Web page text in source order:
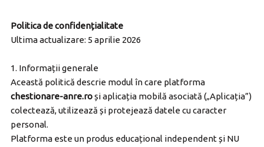
Politica de confidențialitate
Ultima actualizare: 5 aprilie 2026
1. Informații generale
Această politică descrie modul în care platforma
chestionare-anre.roși aplicația mobilă asociată („Aplicația”)
colectează, utilizează și protejează datele cu caracter
personal.
Platforma este un produs educațional independent și NU